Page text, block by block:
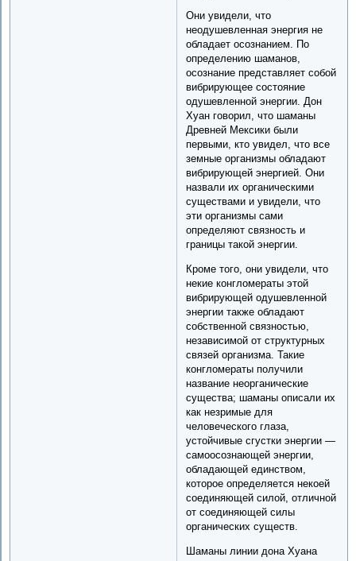
Они увидели, что
неодушевленная энергия не
обладает осознанием. По
определению шаманов,
осознание представляет собой
вибрирующее состояние
одушевленной энергии. Дон
Хуан говорил, что шаманы
Древней Мексики были
первыми, кто увидел, что все
земные организмы обладают
вибрирующей энергией. Они
назвали их органическими
существами и увидели, что
эти организмы сами
определяют связность и
границы такой энергии.
Кроме того, они увидели, что
некие конгломераты этой
вибрирующей одушевленной
энергии также обладают
собственной связностью,
независимой от структурных
связей организма. Такие
конгломераты получили
название неорганические
существа; шаманы описали их
как незримые для
человеческого глаза,
устойчивые сгустки энергии —
самоосознающей энергии,
обладающей единством,
которое определяется некоей
соединяющей силой, отличной
от соединяющей силы
органических существ.
Шаманы линии дона Хуана